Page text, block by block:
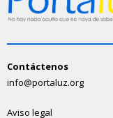
Contáctenos
info@portaluz.org
Aviso legal